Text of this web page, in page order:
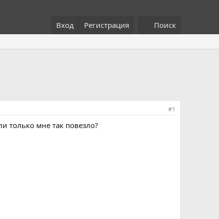
Вход Регистрация Поиск
#1
только мне так повезло?